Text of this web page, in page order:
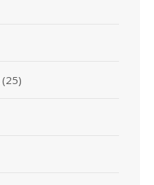
(25)